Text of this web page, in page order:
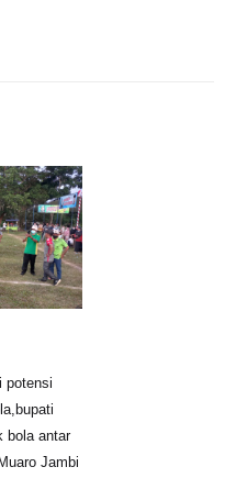
potensi
bola antar
Jambi